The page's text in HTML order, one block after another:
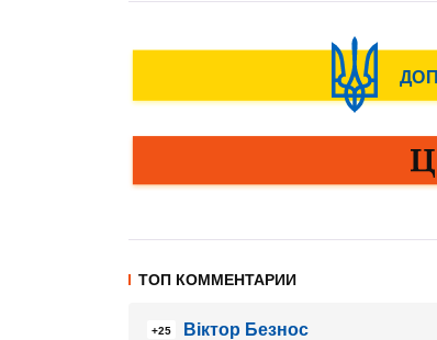
ТОП КОММЕНТАРИИ
+25
Віктор Безнос